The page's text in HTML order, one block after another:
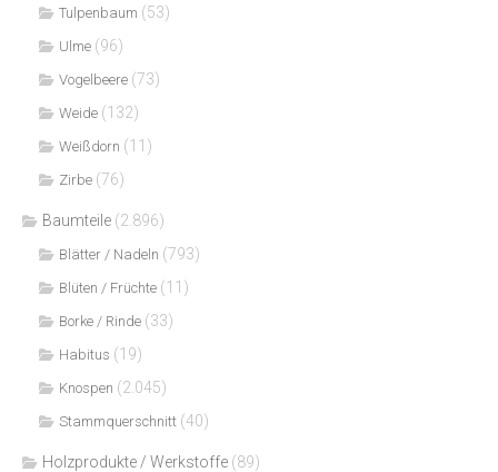
Tulpenbaum (53)
Ulme (96)
Vogelbeere (73)
Weide (132)
Weißdorn (11)
Zirbe (76)
Baumteile (2.896)
Blätter / Nadeln (793)
Blüten / Früchte (11)
Borke / Rinde (33)
Habitus (19)
Knospen (2.045)
Stammquerschnitt (40)
Holzprodukte / Werkstoffe (89)